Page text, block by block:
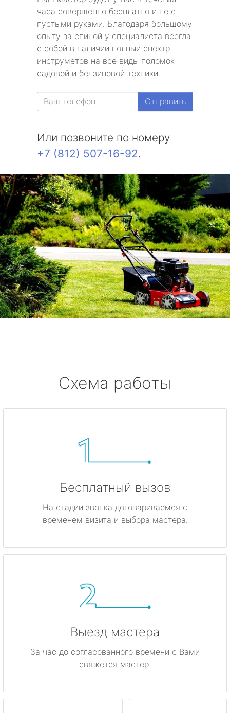
часа совершенно бесплатно и не с
пустыми руками. Благодаря большому
опыту за спиной у специалиста всегда
с собой в наличии полный спектр
инструметов на все виды поломок
садовой и бензиновой техники.
Отправить
Или позвоните по номеру
+7 (812) 507-16-92.
Схема работы
Бесплатный вызов
На стадии звонка договариваемся с
временем визита и выбора мастера.
Выезд мастера
За час до согласованного времени с Вами
свяжется мастер.